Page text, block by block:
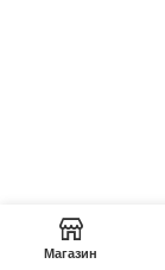
Магазин